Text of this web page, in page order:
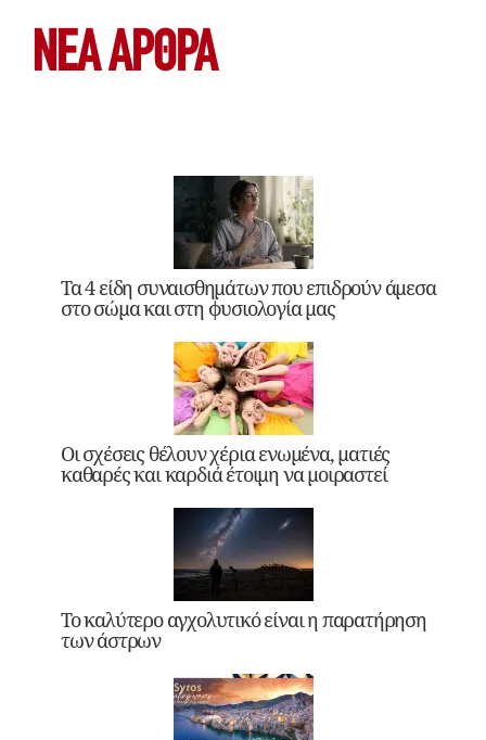
ΝΕΑ ΆΡΘΡΑ
Τα 4 είδη συναισθημάτων που επιδρούν άμεσα
στο σώμα και στη φυσιολογία μας
Οι σχέσεις θέλουν χέρια ενωμένα, ματιές
καθαρές και καρδιά έτοιμη να μοιραστεί
Το καλύτερο αγχολυτικό είναι η παρατήρηση
των άστρων